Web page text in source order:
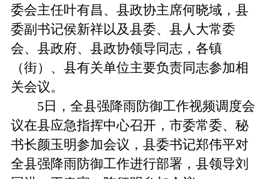
委会主任叶有昌、县政协主席何晓域，县
委副书记侯新祥以及县委、县人大常委
会、县政府、县政协领导同志，各镇
（街）、县有关单位主要负责同志参加相
关会议。
5日，全县强降雨防御工作视频调度会
议在县应急指挥中心召开，市委常委、秘
书长颜玉明参加会议，县委书记郑伟平对
全县强降雨防御工作进行部署，县领导刘